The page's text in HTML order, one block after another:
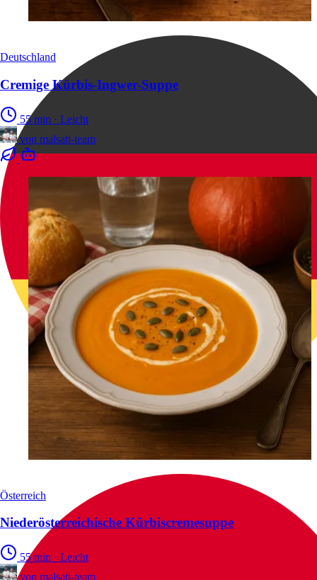
Deutschland
Cremige Kürbis-Ingwer-Suppe
55 min · Leicht
von malsati-team
Österreich
Niederösterreichische Kürbiscremesuppe
55 min · Leicht
von malsati-team